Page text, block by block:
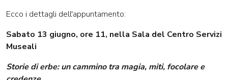
Ecco i dettagli dell'appuntamento:
Sabato 13 giugno, ore 11, nella Sala del Centro Servizi
Museali
Storie di erbe: un cammino tra magia, miti, focolare e